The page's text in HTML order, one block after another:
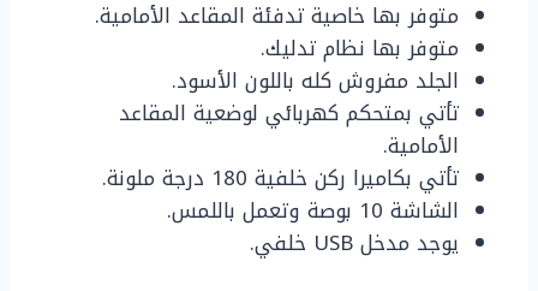
متوفر بها خاصية تدفئة المقاعد الأمامية.
متوفر بها نظام تدليك.
الجلد مفروش كله باللون الأسود.
تأتي بمتحكم كهربائي لوضعية المقاعد
الأمامية.
تأتي بكاميرا ركن خلفية 180 درجة ملونة.
الشاشة 10 بوصة وتعمل باللمس.
يوجد مدخل USB خلفي.